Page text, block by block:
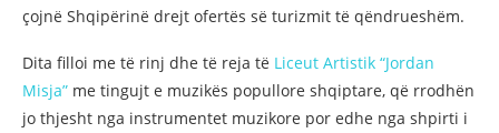
çojnë Shqipërinë drejt ofertës së turizmit të qëndrueshëm.
Dita filloi me të rinj dhe të reja të Liceut Artistik “Jordan
Misja” me tingujt e muzikës popullore shqiptare, që rrodhën
jo thjesht nga instrumentet muzikore por edhe nga shpirti i